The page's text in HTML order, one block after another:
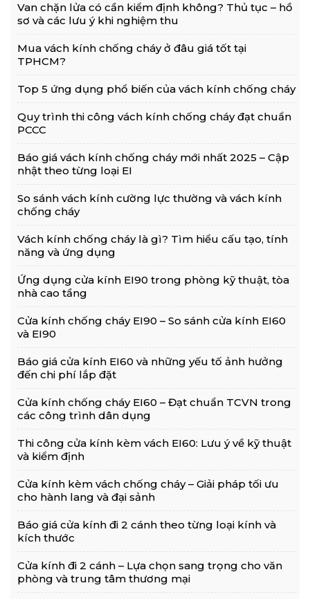
Van chặn lửa có cần kiểm định không? Thủ tục – hồ
sơ và các lưu ý khi nghiệm thu
Mua vách kính chống cháy ở đâu giá tốt tại
TPHCM?
Top 5 ứng dụng phổ biến của vách kính chống cháy
Quy trình thi công vách kính chống cháy đạt chuẩn
PCCC
Báo giá vách kính chống cháy mới nhất 2025 – Cập
nhật theo từng loại EI
So sánh vách kính cường lực thường và vách kính
chống cháy
Vách kính chống cháy là gì? Tìm hiểu cấu tạo, tính
năng và ứng dụng
Ứng dụng cửa kính EI90 trong phòng kỹ thuật, tòa
nhà cao tầng
Cửa kính chống cháy EI90 – So sánh cửa kính EI60
và EI90
Báo giá cửa kính EI60 và những yếu tố ảnh hưởng
đến chi phí lắp đặt
Cửa kính chống cháy EI60 – Đạt chuẩn TCVN trong
các công trình dân dụng
Thi công cửa kính kèm vách EI60: Lưu ý về kỹ thuật
và kiểm định
Cửa kính kèm vách chống cháy – Giải pháp tối ưu
cho hành lang và đại sảnh
Báo giá cửa kính đi 2 cánh theo từng loại kính và
kích thước
Cửa kính đi 2 cánh – Lựa chọn sang trọng cho văn
phòng và trung tâm thương mại